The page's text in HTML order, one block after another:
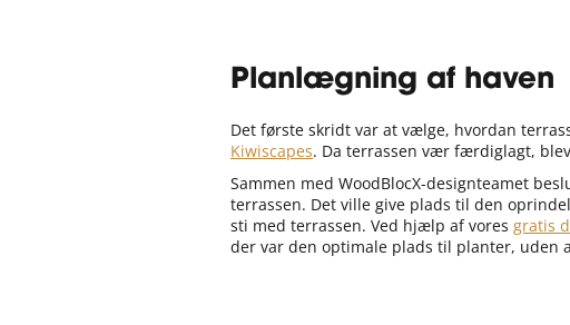
Planlægning af haven
Det første skridt var at vælge, hvordan
Kiwiscapes. Da terrassen vær færdiglagt,
Sammen med WoodBlocX-designteamet
terrassen. Det ville give plads til den
sti med terrassen. Ved hjælp af vores gratis
der var den optimale plads til planter,